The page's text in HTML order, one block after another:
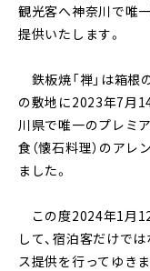
観光客へ神奈川で唯
提供いたします。
鉄板焼「禅」は箱根
の敷地に2023年7月
川県で唯一のプレミ
食（懐石料理）のア
ました。
この度2024年1月12
して、宿泊客だけで
ス提供を行ってゆき